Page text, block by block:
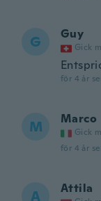
G Guy
Gick
för 4 år
M Marco
Gick
för 4 år
A Attila